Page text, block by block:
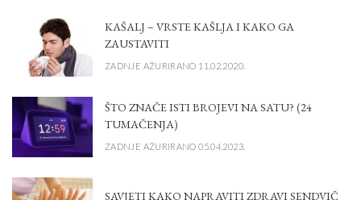
KAŠALJ – VRSTE KAŠLJA I KAKO GA
ZAUSTAVITI
ZADNJE AŽURIRANO 11.02.2020.
ŠTO ZNAČE ISTI BROJEVI NA SATU? (24
TUMAČENJA)
ZADNJE AŽURIRANO 05.04.2023.
SAVJETI KAKO NAPRAVITI ZDRAVI SENDVIČ